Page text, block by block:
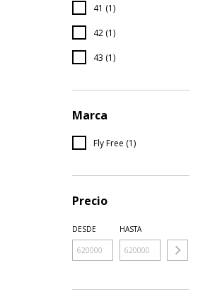
41 (1)
42 (1)
43 (1)
Marca
Fly Free (1)
Precio
DESDE HASTA